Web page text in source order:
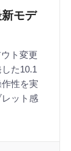
モデ
ト変更
た10.1
性を実
ット感